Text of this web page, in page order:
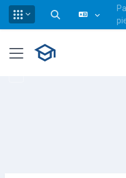
Pārslēgt
Sānu panelis